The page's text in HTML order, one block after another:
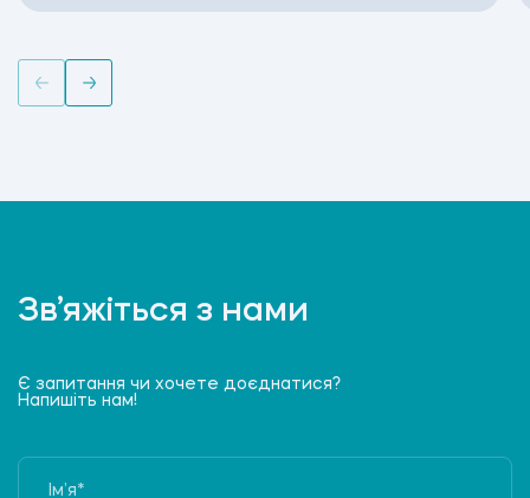
Зв’яжіться з нами
Є запитання чи хочете доєднатися?
Напишіть нам!